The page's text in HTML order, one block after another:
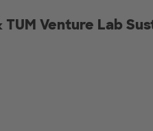
Venture Lab